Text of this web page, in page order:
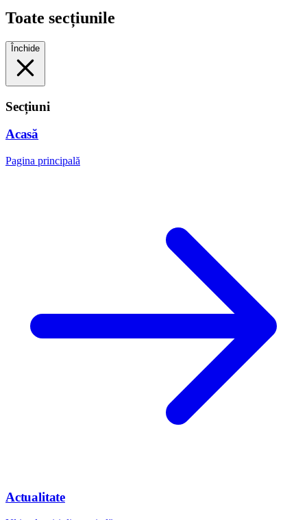
Toate secțiunile
Închide
Secțiuni
Acasă
Pagina principală
Actualitate